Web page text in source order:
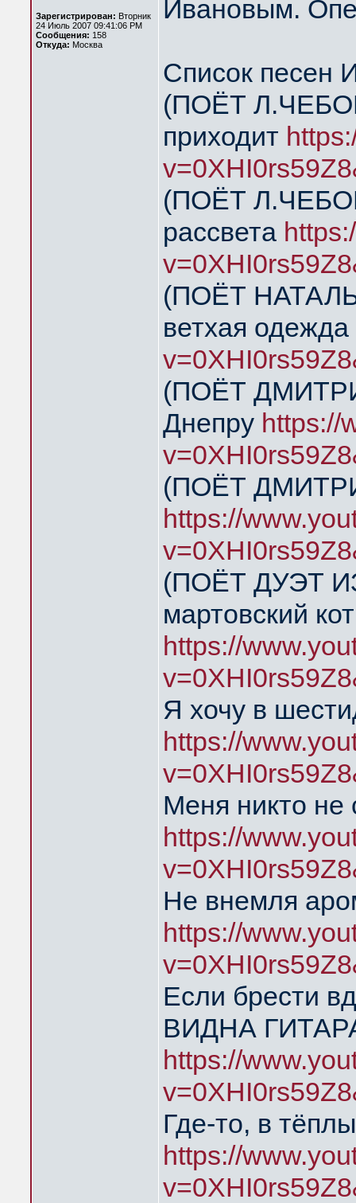
Зарегистрирован: Вторник
24 Июль 2007 09:41:06 PM
Сообщения: 158
Откуда: Москва
Ивановым.
Список песен
(ПОЁТ
приходит
(ПОЁТ
рассвета
(ПОЁТ
ветхая одежда
(ПОЁТ
Днепру https://
(ПОЁТ
https://
(ПОЁТ ДУЭТ
мартовский кот
https://
Я хочу в
https://
Меня никто
https://
Не внемля
https://
Если брести
ВИДНА
https://
Где-то, в
https://